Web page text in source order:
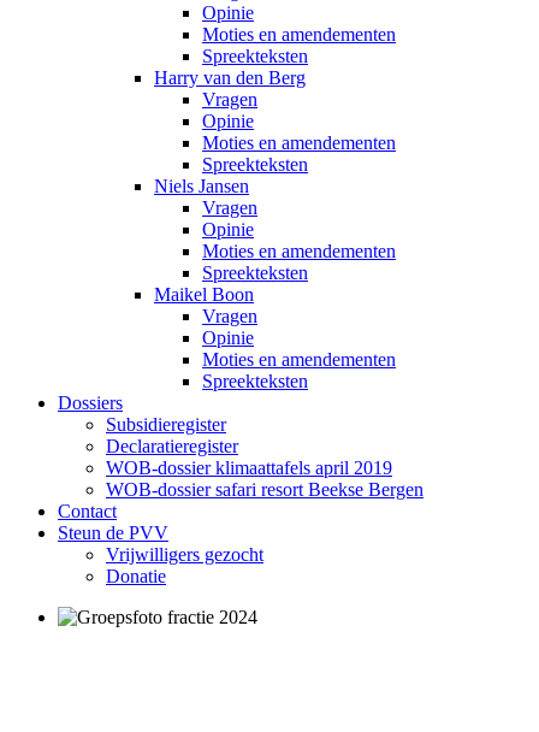
Opinie
Moties en amendementen
Spreekteksten
Harry van den Berg
Vragen
Opinie
Moties en amendementen
Spreekteksten
Niels Jansen
Vragen
Opinie
Moties en amendementen
Spreekteksten
Maikel Boon
Vragen
Opinie
Moties en amendementen
Spreekteksten
Dossiers
Subsidieregister
Declaratieregister
WOB-dossier klimaattafels april 2019
WOB-dossier safari resort Beekse Bergen
Contact
Steun de PVV
Vrijwilligers gezocht
Donatie